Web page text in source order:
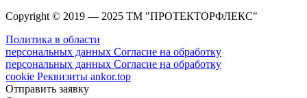
Copyright © 2019 — 2025 ТМ "ПРОТЕКТОРФЛЕКС"
Политика в области
персональных данных Согласие на обработку
персональных данных Согласие на обработку
cookie Реквизиты ankor.top
Отправить заявку